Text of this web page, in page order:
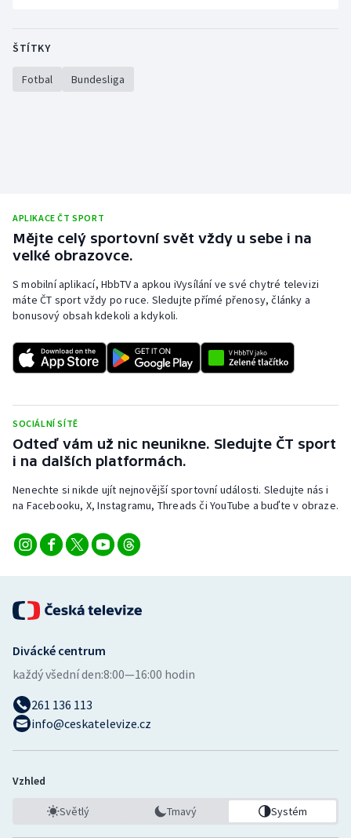
ŠTÍTKY
Fotbal Bundesliga
APLIKACE ČT SPORT
Mějte celý sportovní svět vždy u sebe i na
velké obrazovce.
S mobilní aplikací, HbbTV a apkou iVysílání ve své chytré televizi
máte ČT sport vždy po ruce. Sledujte přímé přenosy, články a
bonusový obsah kdekoli a kdykoli.
SOCIÁLNÍ SÍTĚ
Odteď vám už nic neunikne. Sledujte ČT sport
i na dalších platformách.
Nenechte si nikde ujít nejnovější sportovní události. Sledujte nás i
na Facebooku, X, Instagramu, Threads či YouTube a buďte v obraze.
Divácké centrum
každý všední den:8:00—16:00 hodin
261 136 113
info@ceskatelevize.cz
Vzhled
Světlý Tmavý Systém